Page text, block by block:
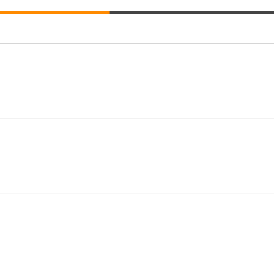
跳ね上げ式アームレスト 3Dヘッドレスト ハンガー付き 高反発クッ
整 スイベル VESA対応 ComfortView ビジネス向け
1) (ケース販売)